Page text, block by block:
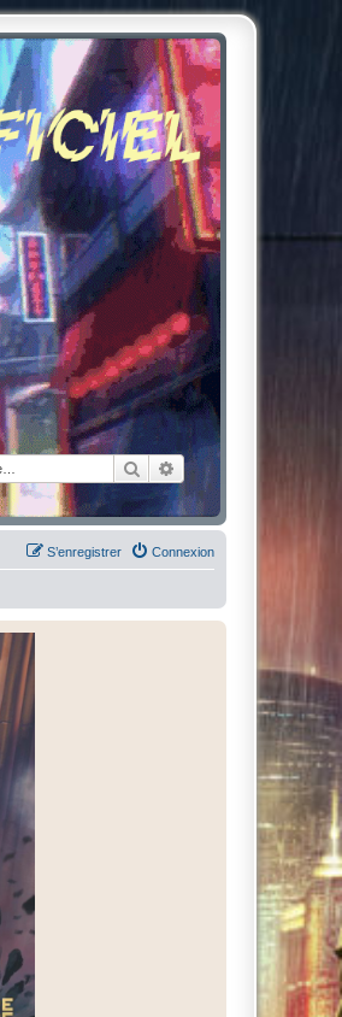
RechercherRecherche avancée
Connexion
S’enregistrer